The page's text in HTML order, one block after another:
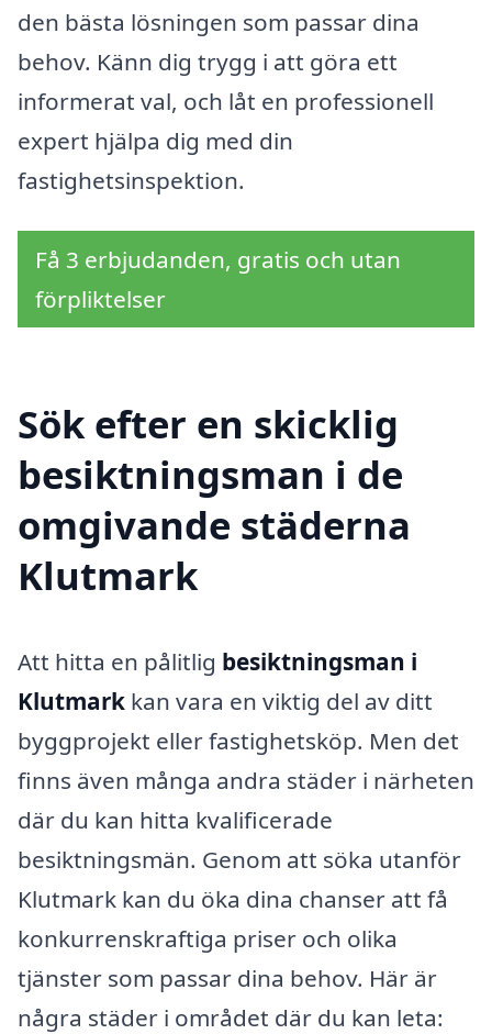
den bästa lösningen som passar dina
behov. Känn dig trygg i att göra ett
informerat val, och låt en professionell
expert hjälpa dig med din
fastighetsinspektion.
Få 3 erbjudanden, gratis och utan
förpliktelser
Sök efter en skicklig
besiktningsman i de
omgivande städerna
Klutmark
Att hitta en pålitlig besiktningsman i
Klutmark kan vara en viktig del av ditt
byggprojekt eller fastighetsköp. Men det
finns även många andra städer i närheten
där du kan hitta kvalificerade
besiktningsmän. Genom att söka utanför
Klutmark kan du öka dina chanser att få
konkurrenskraftiga priser och olika
tjänster som passar dina behov. Här är
några städer i området där du kan leta: